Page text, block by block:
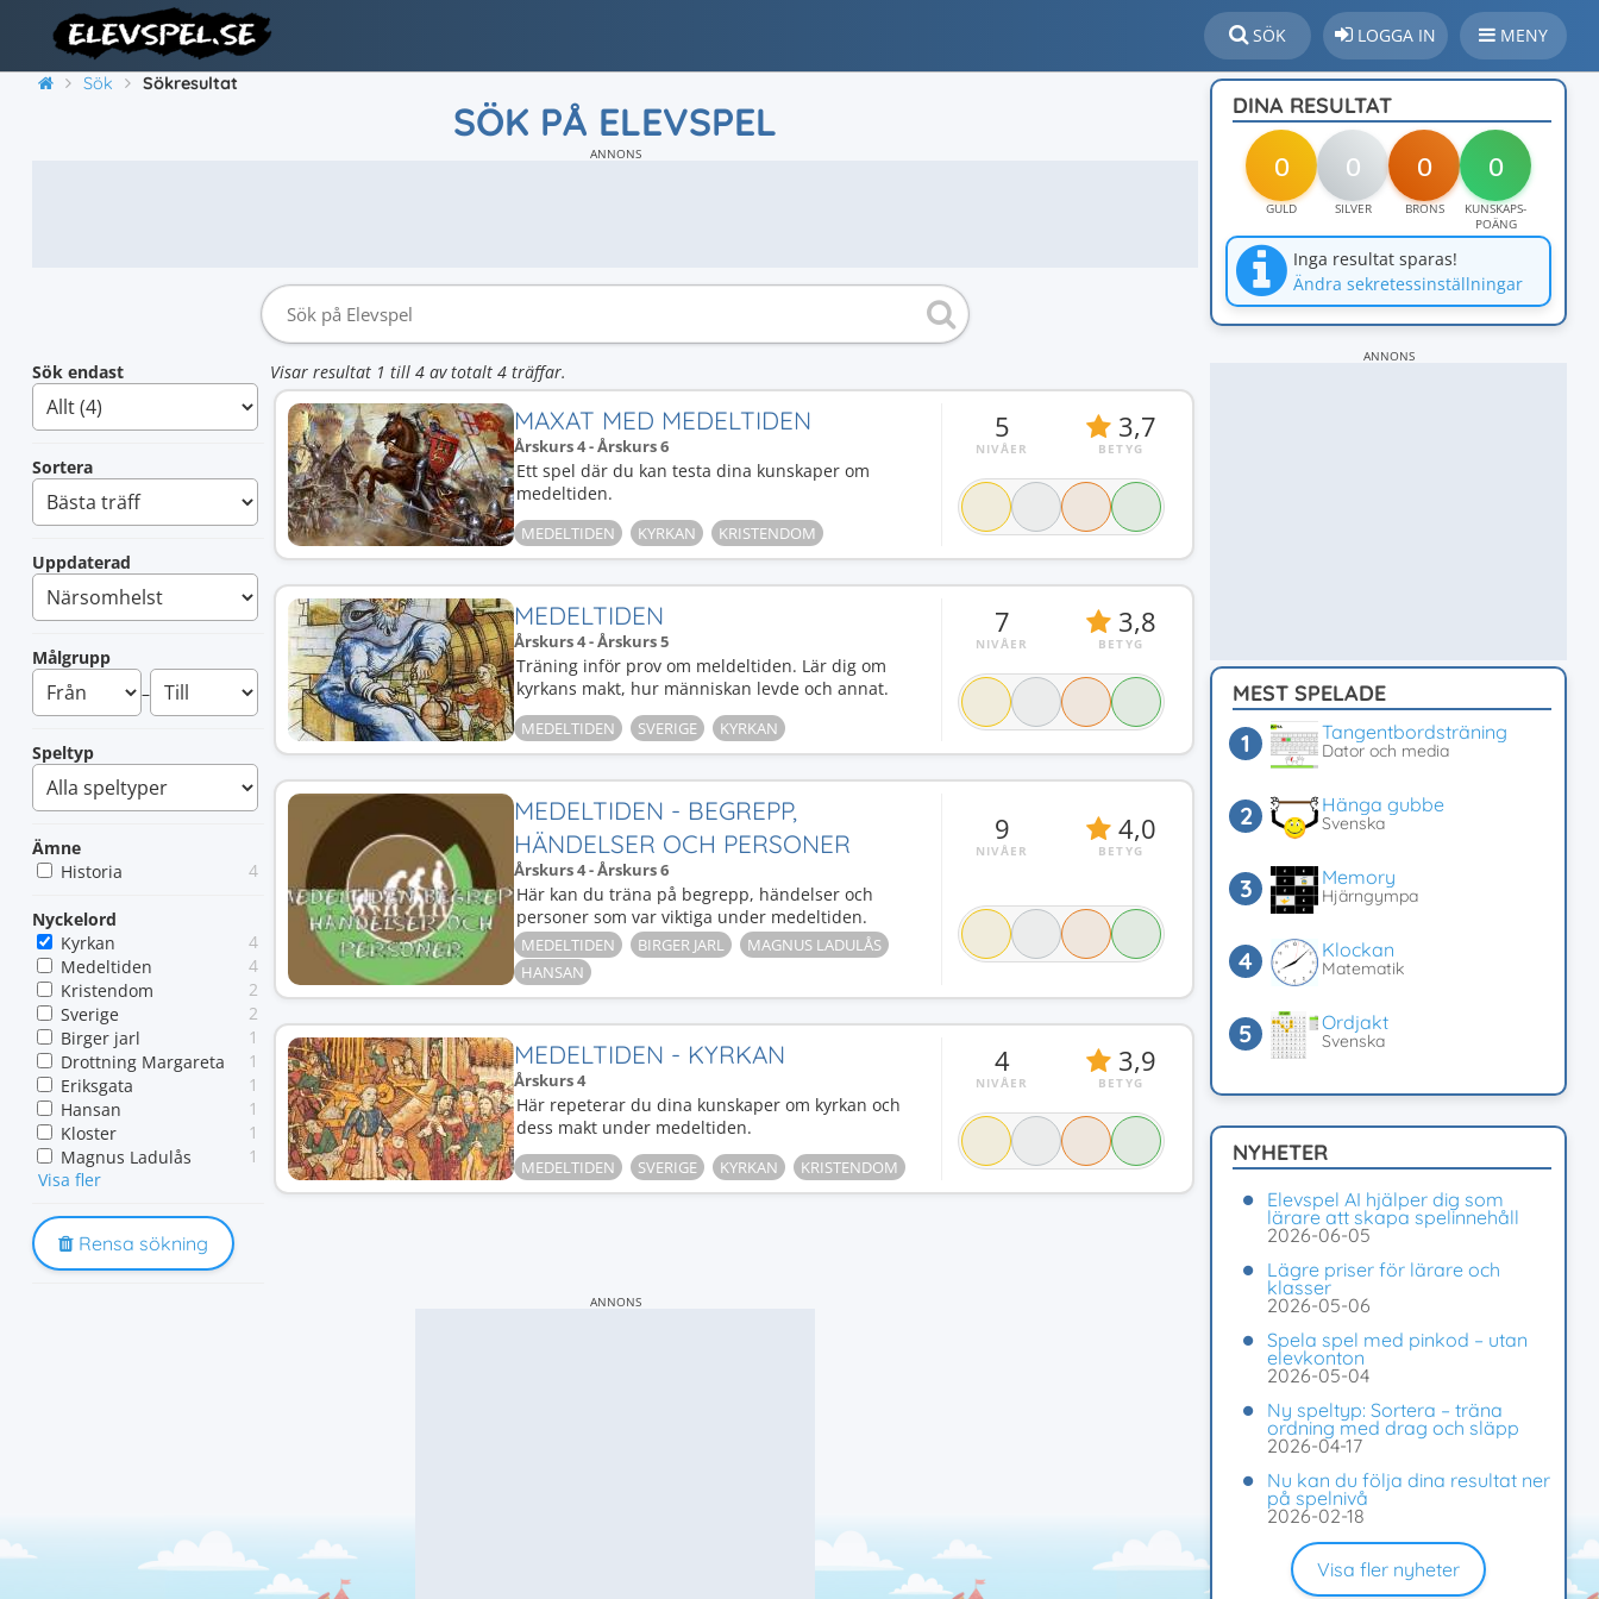
SÖK LOGGA IN MENY
Sök Sökresultat
SÖK PÅ ELEVSPEL
ANNONS
Sök endast
Sortera
Uppdaterad
Målgrupp
–
Speltyp
Ämne
Historia
4
Nyckelord
Kyrkan
4
Medeltiden
4
Kristendom
2
Sverige
2
Birger jarl
1
Drottning Margareta
1
Eriksgata
1
Hansan
1
Kloster
1
Magnus Ladulås
1
Stockholms blodbad
Visa fler
Rensa sökning
Visar resultat 1 till 4 av totalt 4 träffar.
MAXAT MED MEDELTIDEN
Årskurs 4 - Årskurs 6
Ett spel där du kan testa dina kunskaper om
medeltiden.
MEDELTIDEN KYRKAN KRISTENDOM
5
NIVÅER
3,7
BETYG
MEDELTIDEN
Årskurs 4 - Årskurs 5
Träning inför prov om meldeltiden. Lär dig om
kyrkans makt, hur människan levde och annat.
MEDELTIDEN SVERIGE KYRKAN
7
NIVÅER
3,8
BETYG
MEDELTIDEN - BEGREPP,
HÄNDELSER OCH PERSONER
Årskurs 4 - Årskurs 6
Här kan du träna på begrepp, händelser och
personer som var viktiga under medeltiden.
MEDELTIDEN BIRGER JARL
MAGNUS LADULÅS
HANSAN
9
NIVÅER
4,0
BETYG
MEDELTIDEN - KYRKAN
Årskurs 4
Här repeterar du dina kunskaper om kyrkan och
dess makt under medeltiden.
MEDELTIDEN SVERIGE KYRKAN KRISTENDOM
4
NIVÅER
3,9
BETYG
ANNONS
DINA RESULTAT
0 0 0 0
GULD SILVER BRONS
KUNSKAPS-
POÄNG
Inga resultat sparas!
Ändra sekretessinställningar
ANNONS
MEST SPELADE
Tangentbordsträning
Dator och media
Hänga gubbe
Svenska
Memory
Hjärngympa
Klockan
Matematik
Ordjakt
Svenska
NYHETER
Elevspel AI hjälper dig som
lärare att skapa spelinnehåll
2026-06-05
Lägre priser för lärare och
klasser
2026-05-06
Spela spel med pinkod – utan
elevkonton
2026-05-04
Ny speltyp: Sortera – träna
ordning med drag och släpp
2026-04-17
Nu kan du följa dina resultat ner
på spelnivå
2026-02-18
Visa fler nyheter